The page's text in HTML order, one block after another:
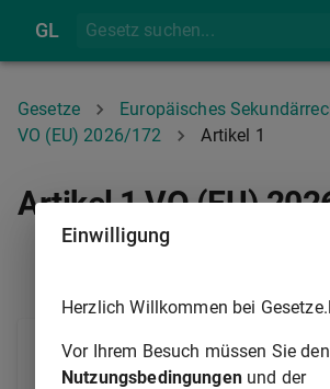
GL
Gesetze
Europäisches
VO (EU) 2026/172
Artikel 1
Artikel 1 VO (EU)
Anhang I der Verordnung (EG) Nr.
gemäß Anhang I der vorliegenden
Einwilligung
Herzlich Willkommen bei
Vor Ihrem Besuch müssen Sie den
Nutzungsbedingungenund der